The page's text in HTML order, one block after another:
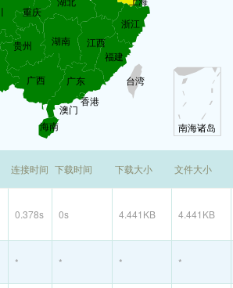
连接时间 下载时间 下载大小 文件大小
0.378s 0s 4.441KB 4.441KB
* * * *